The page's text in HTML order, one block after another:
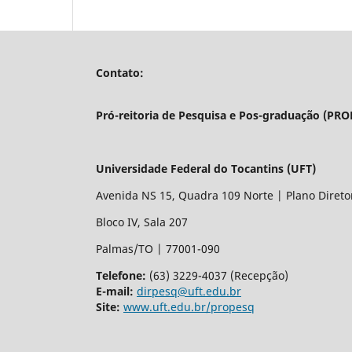
Contato:
Pró-reitoria de Pesquisa e Pos-graduação
Universidade Federal do Tocantins (UFT)
Avenida NS 15, Quadra 109 Norte | Plano
Bloco IV, Sala 207
Palmas/TO | 77001-090
Telefone: (63) 3229-4037 (Recepção)
E-mail: dirpesq@uft.edu.br
Site: www.uft.edu.br/propesq